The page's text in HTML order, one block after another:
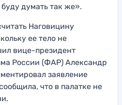
буду думать так же».
Наговицину
ее тело не
вице-президент
России (ФАР) Александр
заявление
что в палатке не